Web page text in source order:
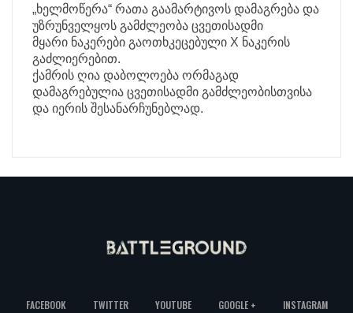
„ხელმოწერა“ რათა გაამარტივოს დამაგრება და
უზრუნველყოს გამძლეობა ცვეთისადმი
მყარი ნაკერები გაოთხკეცებული X ნაკერის
გაძლიერებით.
ქამრის ღია დაბოლოება ორმაგად
დამაგრებულია ცვეთისადმი გამძლეობისთვისა
და იერის შესანარჩუნებლად.
FACEBOOK TWITTER YOUTUBE GOOGLE + INSTAGRAM